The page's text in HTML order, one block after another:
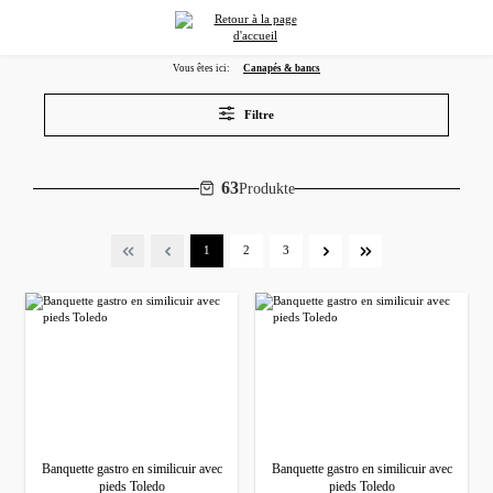
Vous êtes ici: Canapés & bancs
Filtre
63Produkte
Page
1 Page
2 Page
3
Banquette gastro en similicuir avec
pieds Toledo
Banquette gastro en similicuir avec
pieds Toledo